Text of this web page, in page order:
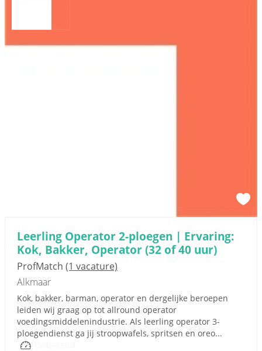
Leerling Operator 2-ploegen | Ervaring:
Kok, Bakker, Operator (32 of 40 uur)
ProfMatch (1 vacature)
Alkmaar
Kok, bakker, barman, operator en dergelijke beroepen
leiden wij graag op tot allround operator
voedingsmiddelenindustrie. Als leerling operator 3-
ploegendienst ga jij stroopwafels, spritsen en oreo...